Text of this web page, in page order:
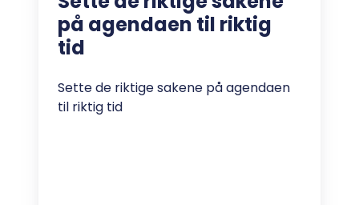
på agendaen til riktig
tid
Sette de riktige sakene på agendaen
til riktig tid